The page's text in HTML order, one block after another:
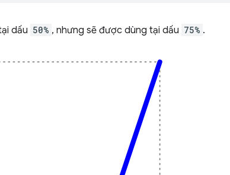
dấu 50% , nhưng sẽ được dùng tại dấu 75% .